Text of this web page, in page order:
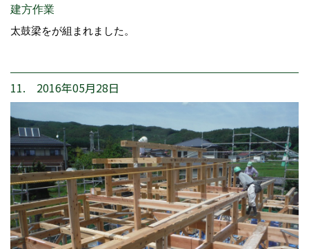
建方作業
太鼓梁をが組まれました。
11. 2016年05月28日